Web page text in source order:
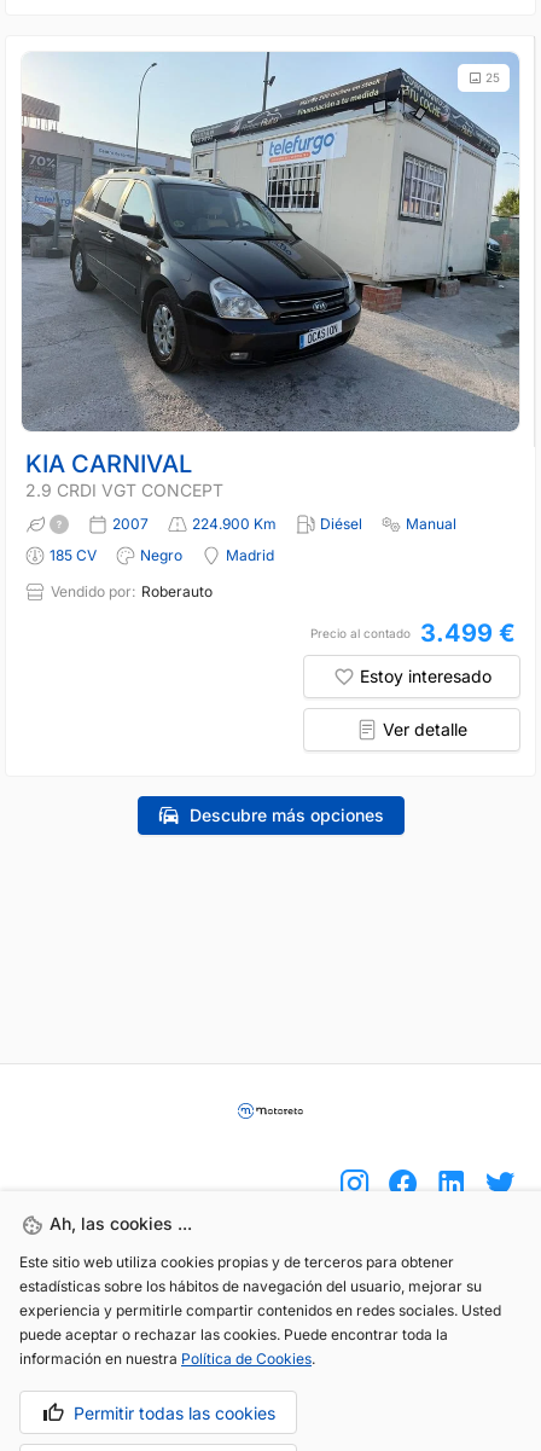
25
KIA CARNIVAL
2.9 CRDI VGT CONCEPT
2007 224.900 Km Diésel
Manual
185 CV
Negro
Madrid
Vendido por: Roberauto
Precio al contado 3.499 €
Estoy interesado
Ver detalle
Descubre más opciones
Ah, las cookies ...
Este sitio web utiliza cookies propias y de terceros para obtener
estadísticas sobre los hábitos de navegación del usuario, mejorar su
experiencia y permitirle compartir contenidos en redes sociales. Usted
puede aceptar o rechazar las cookies. Puede encontrar toda la
información en nuestra Política de Cookies.
Permitir todas las cookies
(+34) 744 408 070
info@motoreto.com
Aviso legal Política de cookies